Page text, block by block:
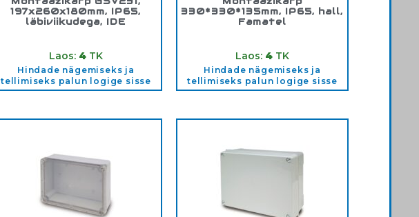
197x260x180mm, IP65,
läbiviikudega, IDE
Laos: 4TK
Hindade nägemiseks ja
tellimiseks palun logige sisse
330*330*135mm, IP65, hall,
Famatel
Laos: 4TK
Hindade nägemiseks ja
tellimiseks palun logige sisse